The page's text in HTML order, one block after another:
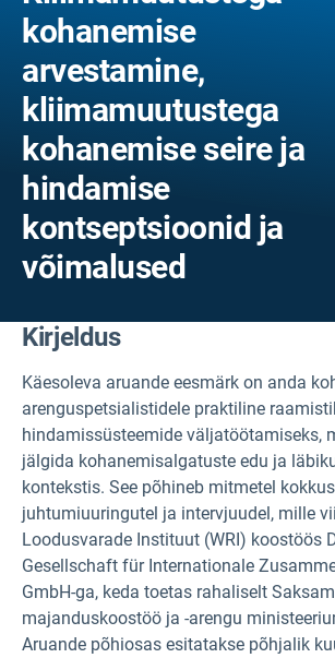
kohanemise
arvestamine,
kliimamuutustega
kohanemise seire ja
hindamise
kontseptsioonid ja
võimalused
Kirjeldus
Käesoleva aruande eesmärk on anda
arenguspetsialistidele praktiline
hindamissüsteemide väljatöötamiseks,
jälgida kohanemisalgatuste edu ja
kontekstis. See põhineb mitmetel
juhtumiuuringutel ja intervjuudel, mille
Loodusvarade Instituut (WRI) koostöös
Gesellschaft für Internationale
GmbH-ga, keda toetas rahaliselt
majanduskoostöö ja -arengu
Aruande põhiosas esitatakse põhjalik